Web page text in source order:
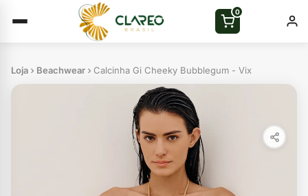
0
Loja Beachwear Calcinha Gi Cheeky Bubblegum - Vix